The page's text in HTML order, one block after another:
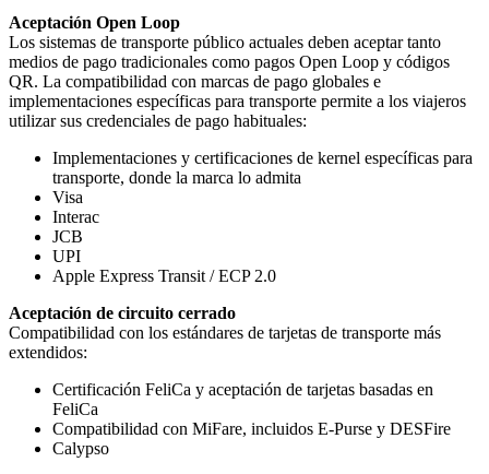
Aceptación Open Loop
Los sistemas de transporte público actuales deben aceptar tanto
medios de pago tradicionales como pagos Open Loop y códigos
QR. La compatibilidad con marcas de pago globales e
implementaciones específicas para transporte permite a los viajeros
utilizar sus credenciales de pago habituales:
Implementaciones y certificaciones de kernel específicas para
transporte, donde la marca lo admita
Visa
Interac
JCB
UPI
Apple Express Transit / ECP 2.0
Aceptación de circuito cerrado
Compatibilidad con los estándares de tarjetas de transporte más
extendidos:
Certificación FeliCa y aceptación de tarjetas basadas en
FeliCa
Compatibilidad con MiFare, incluidos E-Purse y DESFire
Calypso